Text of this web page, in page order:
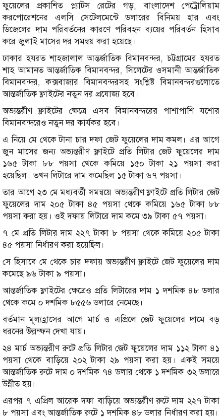
ফুয়েলের প্রকাশিত প্ল্যাটস রেটের গড়, বাংলাদেশ পেট্রোলিয়াম
করপোরেশনের এলসি সেটেলমেন্টে ডলারের বিনিময় হার এবং
ডিজেলের দাম পরিবর্তনের কারণে পরিবহন ব্যয়ের পরিবর্তন হিসাব
করে জুলাই মাসের দর সমন্বয় করা হয়েছে।
ঢাকার হযরত শাহজালাল আন্তর্জাতিক বিমানবন্দর, চট্টগ্রামের হযরত
শাহ আমানত আন্তর্জাতিক বিমানবন্দর, সিলেটের ওসমানী আন্তর্জাতিক
বিমানবন্দর, কক্সবাজার বিমানবন্দরসহ সংশ্লিষ্ট বিমানবন্দরগুলোতে
আন্তর্জাতিক ফ্লাইটের নতুন দর প্রযোজ্য হবে।
অভ্যন্তরীণ ফ্লাইটের ক্ষেত্রে এসব বিমানবন্দরের পাশাপাশি যশোর
বিমানবন্দরেও নতুন দর কার্যকর হবে।
এ নিয়ে মে থেকে টানা চার দফা জেট ফুয়েলের দাম কমল। এর আগে
জুন মাসের জন্য অভ্যন্তরীণ ফ্লাইটে প্রতি লিটার জেট ফুয়েলের দাম
১৬৫ টাকা ৮৮ পয়সা থেকে কমিয়ে ১৫০ টাকা ২১ পয়সা করা
হয়েছিল। তখন লিটারে দাম কমেছিল ১৫ টাকা ৬৭ পয়সা।
তার আগে ২৩ মে মধ্যবর্তী সমন্বয়ে অভ্যন্তরীণ ফ্লাইটে প্রতি লিটার জেট
ফুয়েলের দাম ২০৫ টাকা ৪৫ পয়সা থেকে কমিয়ে ১৬৫ টাকা ৮৮
পয়সা করা হয়। ওই দফায় লিটারে দাম কমে ৩৯ টাকা ৫৭ পয়সা।
৭ মে প্রতি লিটার দাম ২২৭ টাকা ৮ পয়সা থেকে কমিয়ে ২০৫ টাকা
৪৫ পয়সা নির্ধারণ করা হয়েছিল।
সে হিসাবে মে থেকে চার দফায় অভ্যন্তরীণ ফ্লাইটে জেট ফুয়েলের দাম
কমেছে ৯৬ টাকা ৯ পয়সা।
আন্তর্জাতিক ফ্লাইটের ক্ষেত্রেও প্রতি লিটারের দাম ১ দশমিক ৪৮ ডলার
থেকে কমে ০ দশমিক ৮৫৫৬ ডলারে নেমেছে।
বর্তমান মূল্যহ্রাসের আগে মার্চ ও এপ্রিলে জেট ফুয়েলের দামে বড়
ধরনের উল্লম্ফন দেখা যায়।
২৪ মার্চ অভ্যন্তরীণ রুটে প্রতি লিটার জেট ফুয়েলের দাম ১১২ টাকা ৪১
পয়সা থেকে বাড়িয়ে ২০২ টাকা ২৯ পয়সা করা হয়। একই সময়ে
আন্তর্জাতিক রুটে দাম ০ দশমিক ৭৪ ডলার থেকে ১ দশমিক ৩২ ডলারে
উন্নীত হয়।
এরপর ৭ এপ্রিল আরেক দফা বাড়িয়ে অভ্যন্তরীণ রুটে দাম ২২৭ টাকা
৮ পয়সা এবং আন্তর্জাতিক রুটে ১ দশমিক ৪৮ ডলার নির্ধারণ করা হয়।